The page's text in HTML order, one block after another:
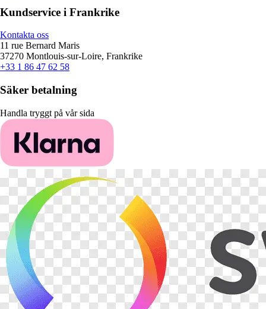
Kundservice i Frankrike
Kontakta oss
11 rue Bernard Maris
37270 Montlouis-sur-Loire, Frankrike
+33 1 86 47 62 58
Säker betalning
Handla tryggt på vår sida